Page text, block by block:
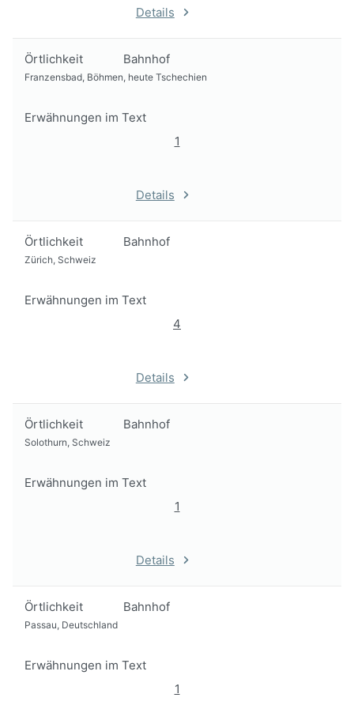
Details
Örtlichkeit Bahnhof
Franzensbad, Böhmen, heute Tschechien
Erwähnungen im Text
1
Details
Örtlichkeit Bahnhof
Zürich, Schweiz
Erwähnungen im Text
4
Details
Örtlichkeit Bahnhof
Solothurn, Schweiz
Erwähnungen im Text
1
Details
Örtlichkeit Bahnhof
Passau, Deutschland
Erwähnungen im Text
1